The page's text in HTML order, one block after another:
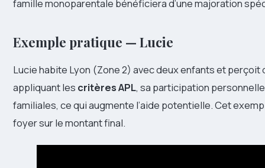
famille monoparentale bénéficiera d’une majoration
Exemple pratique — Lucie
Lucie habite Lyon (Zone 2) avec deux enfants et
appliquant les critères APL, sa participation
familiales, ce qui augmente l’aide potentielle. Cet
foyer sur le montant final.